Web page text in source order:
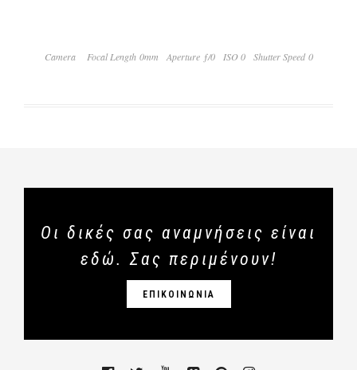
Camera Focal Length 0mm Aperture ƒ/0 ISO 0 Shutter Speed 0
Οι δικές σας αναμνήσεις είναι
εδώ. Σας περιμένουν!
ΕΠΙΚΟΙΝΩΝΙΑ